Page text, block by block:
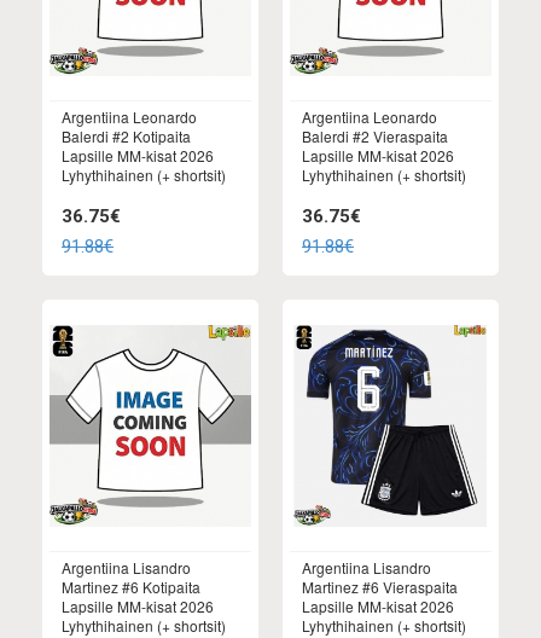
Argentiina Leonardo
Balerdi #2 Kotipaita
Lapsille MM-kisat 2026
Lyhythihainen (+ shortsit)
36.75€
91.88€
Argentiina Leonardo
Balerdi #2 Vieraspaita
Lapsille MM-kisat 2026
Lyhythihainen (+ shortsit)
36.75€
91.88€
Argentiina Lisandro
Martinez #6 Kotipaita
Lapsille MM-kisat 2026
Lyhythihainen (+ shortsit)
Argentiina Lisandro
Martinez #6 Vieraspaita
Lapsille MM-kisat 2026
Lyhythihainen (+ shortsit)